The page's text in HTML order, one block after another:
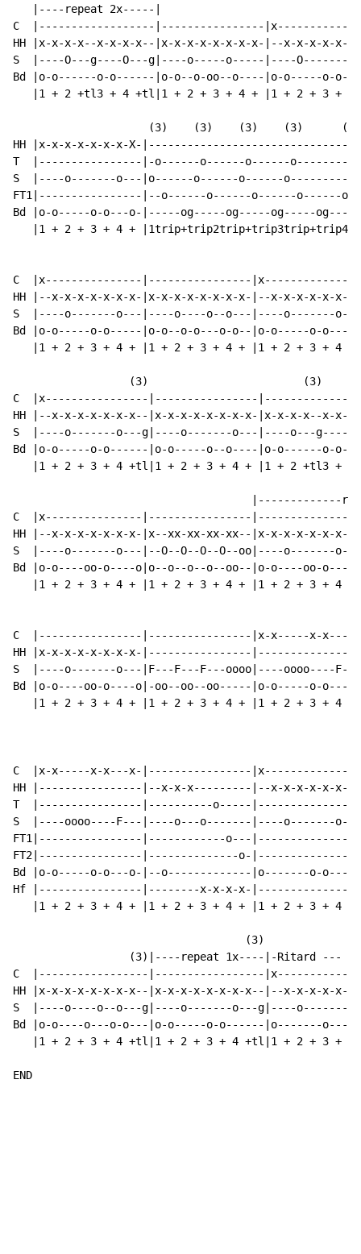
|----repeat 2x-----|
C  |------------------|----------------
HH |x-x-x-x--x-x-x-x--|x-x-x-x-x-x-x-x-|--x-x-x-x-x-
S  |----O---g----O---g|----o-----o-----|----O-------
Bd |o-o------o-o------|o-o--o-oo--o----|o-o-----o-
|1 + 2 +tl3 + 4 +tl|1 + 2 + 3 + 4 + |1 + 2 + 3 + 4
(3)    (3)    (3)    (3)      (
HH |x-x-x-x-x-x-x-X-
T  |----------------|-o------o------o------o---------
S  |----o-------o---|o------o------o------
FT1|----------------|--o------o------o------o------
Bd |o-o-----o-o---o-|-----og-----og-----og-----
|1 + 2 + 3 + 4 +
C  |x---------------|----------------
HH |--x-x-x-x-x-x-x-|x-x-x-x-x-x-x-x-|--x-x-x-x-x-x-
S  |----o-------o---|----o----o--o---|----o-------
Bd |o-o-----o-o-----|o-o--o-o---o-o--|o-o-----o-
|1 + 2 + 3 + 4 + |1 + 2 + 3 + 4 + |1 + 2 + 3 + 4 +
                  (3)                        (3)
C  |x----------------|----------------
HH |--x-x-x-x-x-x-x--|x-x-x-x-x-x-x-x-|x-x-x-x--x-
S  |----o-------o---g|----o-------o---|----o---g----
Bd |o-o-----o-o------|o-o-----o--o----|o-o------o-
|1 + 2 + 3 + 4 +tl|1 + 2 + 3 + 4 + |1 + 2 +tl3 + 4
|-------------
C  |x---------------|----------------
HH |--x-x-x-x-x-x-x-|x--xx-xx-xx-xx--|x-x-x-x-x-x-x-
S  |----o-------o---|--O--O--O--O--oo|----o-------o---
Bd |o-o----oo-o----o|o--o--o--o--oo--|o-o----oo-o----
|1 + 2 + 3 + 4 + |1 + 2 + 3 + 4 + |1 + 2 + 3 + 4 +
C  |----------------|----------------|x-x-----x-x---
HH |x-x-x-x-x-x-x-x-|----------------
S  |----o-------o---|F---F---F---oooo|----oooo----
Bd |o-o----oo-o----o|-oo--oo--oo-----|o-o-----o-
|1 + 2 + 3 + 4 + |1 + 2 + 3 + 4 + |1 + 2 + 3 + 4 +
C  |x-x-----x-x---x-|----------------
HH |----------------|--x-x-x---------|--x-x-x-x-x-x-
T  |----------------|----------o-----
S  |----oooo----F---|----o---o-------|----o-------
FT1|----------------|------------o---
FT2|----------------|--------------o-
Bd |o-o-----o-o---o-|--o-------------|o-------o-
Hf |----------------|--------x-x-x-x-
|1 + 2 + 3 + 4 + |1 + 2 + 3 + 4 + |1 + 2 + 3 + 4
(3)
(3)|----repeat 1x----|-Ritard ---
C  |-----------------|-----------------
HH |x-x-x-x-x-x-x-x--|x-x-x-x-x-x-x-x--|--x-x-x-x-
S  |----o----o--o---g|----o-------o---g|----o-------
Bd |o-o----o---o-o---|o-o-----o-o------|o-------
|1 + 2 + 3 + 4 +tl|1 + 2 + 3 + 4 +tl|1 + 2 + 3 + 4
END